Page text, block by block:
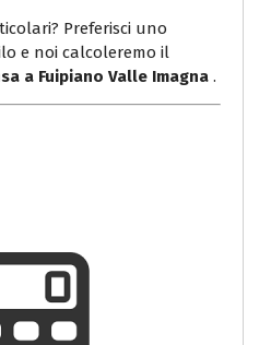
Preferisci uno
e noi calcoleremo il
a Fuipiano Valle Imagna .